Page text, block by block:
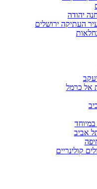
יהודה
העתיקה ירושלים
אל כרמל
במיוחד
אביב
קולינריים